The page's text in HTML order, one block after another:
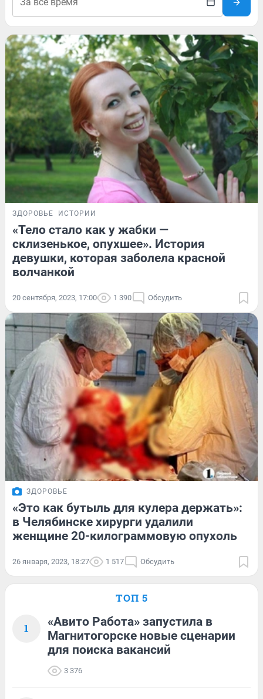
ЗДОРОВЬЕ ИСТОРИИ
«Тело стало как у жабки —
склизенькое, опухшее». История
девушки, которая заболела красной
волчанкой
20 сентября, 2023, 17:00 1 390 Обсудить
ЗДОРОВЬЕ
«Это как бутыль для кулера держать»:
в Челябинске хирурги удалили
женщине 20-килограммовую опухоль
26 января, 2023, 18:27 1 517 Обсудить
ТОП 5
1
«Авито Работа» запустила в
Магнитогорске новые сценарии
для поиска вакансий
3 376